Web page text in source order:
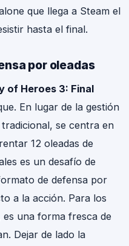
que llega a Steam el
hasta el final.
por oleadas
of Heroes 3: Final
En lugar de la gestión
se centra en
12 oleadas de
es un desafío de
de defensa por
a la acción. Para los
una forma fresca de
Dejar de lado la